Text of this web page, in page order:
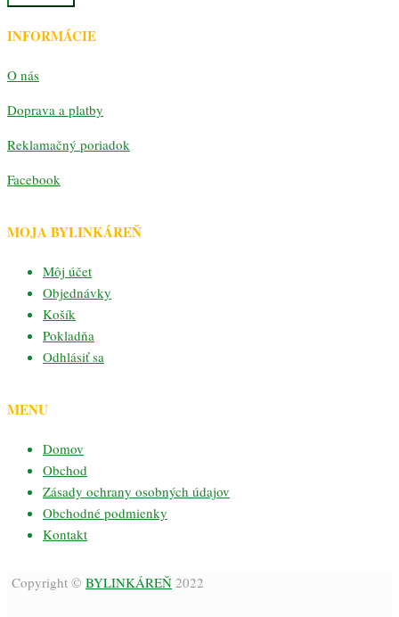
INFORMÁCIE
O nás
Doprava a platby
Reklamačný poriadok
Facebook
MOJA BYLINKÁREŇ
Môj účet
Objednávky
Košík
Pokladňa
Odhlásiť sa
MENU
Domov
Obchod
Zásady ochrany osobných údajov
Obchodné podmienky
Kontakt
Copyright © BYLINKÁREŇ 2022